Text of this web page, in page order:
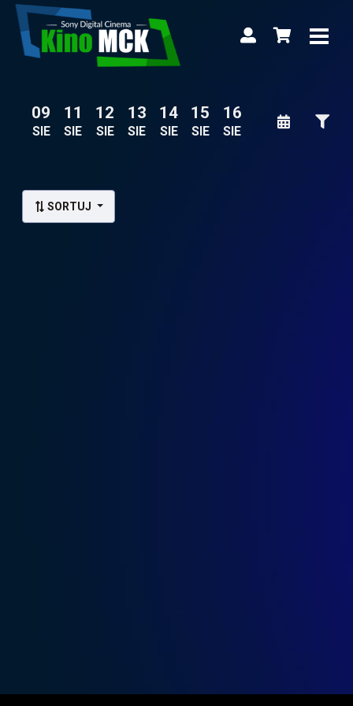
09
SIE
11
SIE
12
SIE
13
SIE
14
SIE
15
SIE
16
SIE
Lista wydarzeń:
SORTUJ